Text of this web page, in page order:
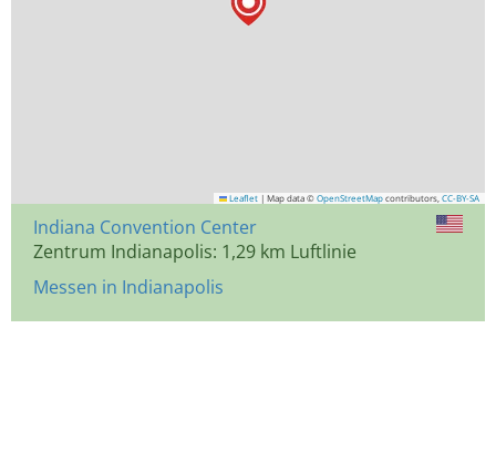
Leaflet | Map data © OpenStreetMap contributors, CC-BY-SA
Indiana Convention Center
Zentrum Indianapolis: 1,29 km Luftlinie
Messen in Indianapolis